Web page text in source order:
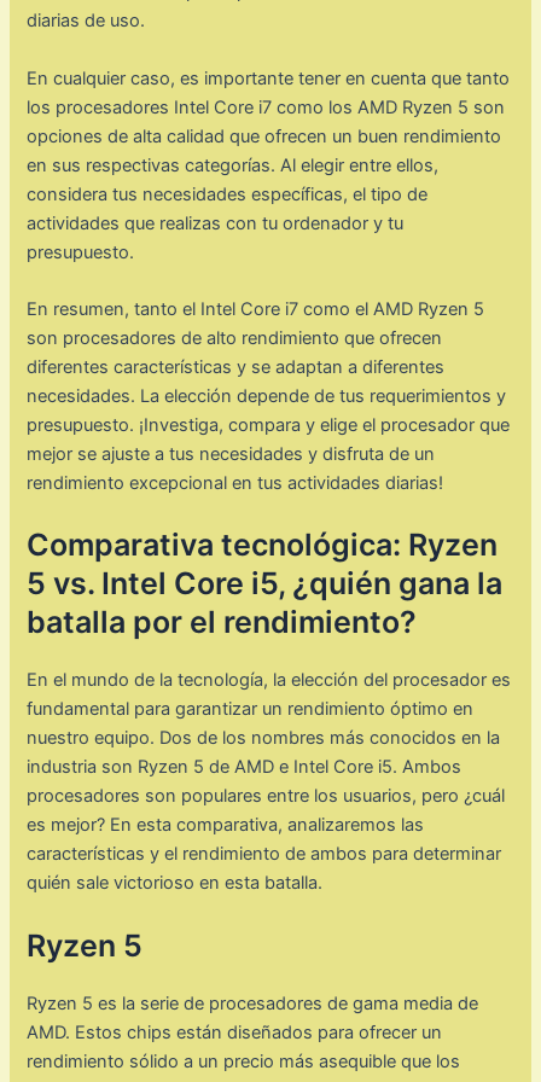
diarias de uso.
En cualquier caso, es importante tener en cuenta que tanto
los procesadores Intel Core i7 como los AMD Ryzen 5 son
opciones de alta calidad que ofrecen un buen rendimiento
en sus respectivas categorías. Al elegir entre ellos,
considera tus necesidades específicas, el tipo de
actividades que realizas con tu ordenador y tu
presupuesto.
En resumen, tanto el Intel Core i7 como el AMD Ryzen 5
son procesadores de alto rendimiento que ofrecen
diferentes características y se adaptan a diferentes
necesidades. La elección depende de tus requerimientos y
presupuesto. ¡Investiga, compara y elige el procesador que
mejor se ajuste a tus necesidades y disfruta de un
rendimiento excepcional en tus actividades diarias!
Comparativa tecnológica: Ryzen
5 vs. Intel Core i5, ¿quién gana la
batalla por el rendimiento?
En el mundo de la tecnología, la elección del procesador es
fundamental para garantizar un rendimiento óptimo en
nuestro equipo. Dos de los nombres más conocidos en la
industria son Ryzen 5 de AMD e Intel Core i5. Ambos
procesadores son populares entre los usuarios, pero ¿cuál
es mejor? En esta comparativa, analizaremos las
características y el rendimiento de ambos para determinar
quién sale victorioso en esta batalla.
Ryzen 5
Ryzen 5 es la serie de procesadores de gama media de
AMD. Estos chips están diseñados para ofrecer un
rendimiento sólido a un precio más asequible que los